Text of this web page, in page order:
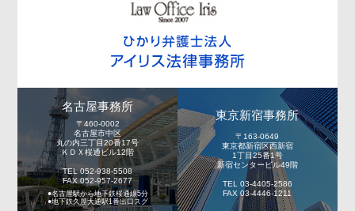
名古屋事務所
〒460-0002
名古屋市中区
丸の内三丁目20番17号
ＫＤＸ桜通ビル12階
TEL 052-938-5508
FAX 052-957-2677
●名古屋駅から地下鉄桜通線5分
●地下鉄久屋大通駅1番出口スグ
東京新宿事務所
〒163-0649
東京都新宿区西新宿
1丁目25番1号
新宿センタービル49階
TEL 03-4405-2586
FAX 03-4446-1211